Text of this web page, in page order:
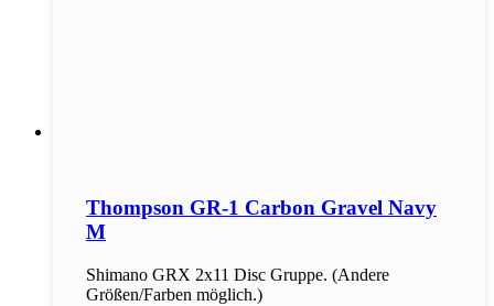
Thompson GR-1 Carbon Gravel Navy
M
Shimano GRX 2x11 Disc Gruppe. (Andere
Größen/Farben möglich.)